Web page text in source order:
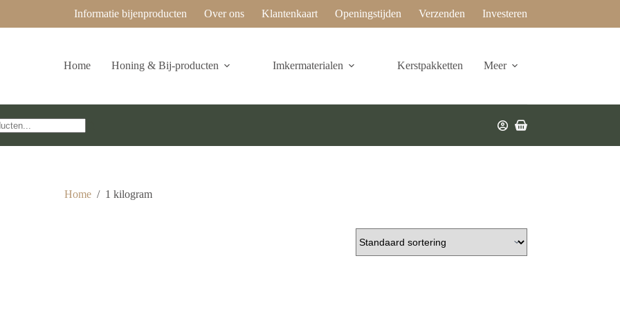
Informatie bijenproducten Over ons Klantenkaart Openingstijden Verzenden Investeren
Home Honing & Bij-producten Imkermaterialen Kerstpakketten Meer
Winkelwagen
Home / 1 kilogram